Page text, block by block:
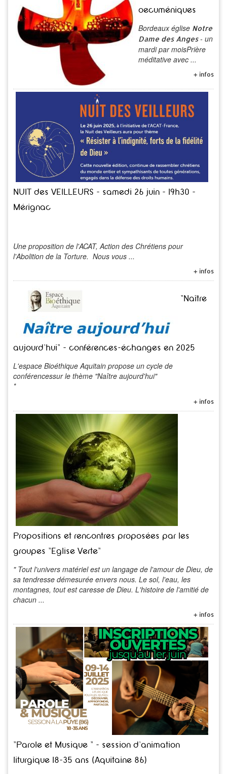
oecuméniques
Bordeaux église Notre
Dame des Anges- un
mardi par moisPrière
méditative avec ...
+ infos
NUIT des VEILLEURS - samedi 26 juin - 19h30 -
Mérignac
Une proposition de l'ACAT, Action des Chrétiens pour
l'Abolition de la Torture. Nous vous ...
+ infos
"Naître
aujourd'hui" - conférences-échanges en 2025
L'espace Bioéthique Aquitain propose un cycle de
conférencessur le thème "Naître aujourd'hui"
*
+ infos
Propositions et rencontres proposées par les
groupes "Eglise Verte"
" Tout l'univers matériel est un langage de l'amour de Dieu, de
sa tendresse démesurée envers nous. Le sol, l'eau, les
montagnes, tout est caresse de Dieu. L'histoire de l'amitié de
chacun ...
+ infos
"Parole et Musique " - session d'animation
liturgique 18-35 ans (Aquitaine 86)